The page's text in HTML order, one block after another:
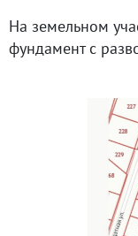
На земельном
фундамент с
Блоки (Поревит
отдельную
Недалеко вся
магазины,